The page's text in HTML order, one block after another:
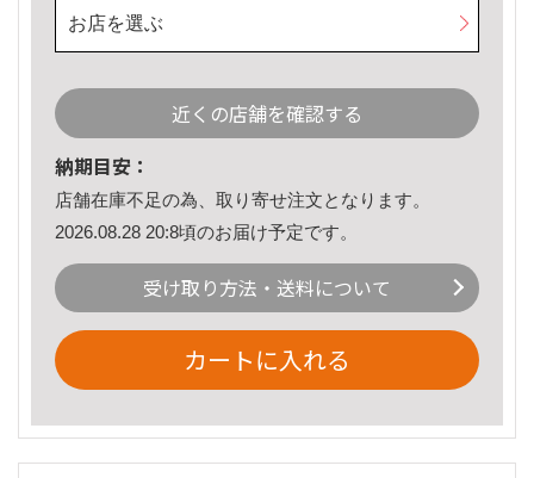
お店を選ぶ
近くの店舗を確認する
納期目安：
店舗在庫不足の為、取り寄せ注文となります。
2026.08.28 20:8頃のお届け予定です。
受け取り方法・送料について
カートに入れる